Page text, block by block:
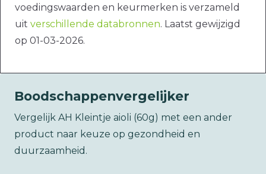
voedingswaarden en keurmerken is verzameld
uit verschillende databronnen. Laatst gewijzigd
op 01-03-2026.
Boodschappenvergelijker
Vergelijk AH Kleintje aioli (60g) met een ander
product naar keuze op gezondheid en
duurzaamheid.